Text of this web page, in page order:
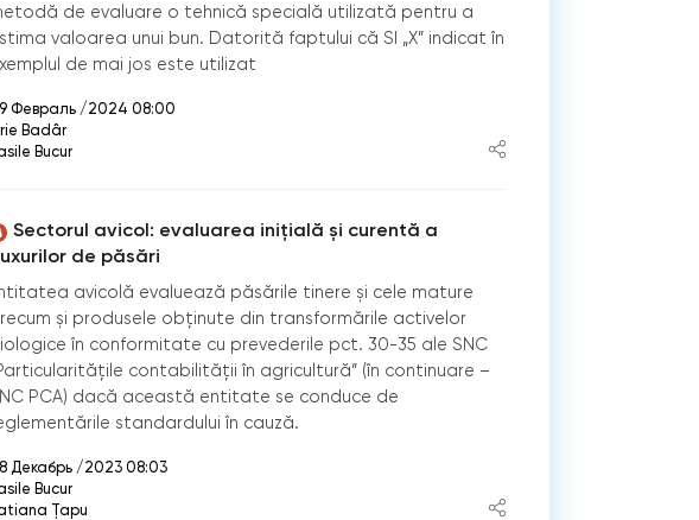
de evaluare o tehnică specială utilizată pentru a
valoarea unui bun. Datorită faptului că SI „X” indicat în
de mai jos este utilizat
Февраль /2024 08:00
Badâr
Bucur
Sectorul avicol: evaluarea inițială și curentă a
de păsări
avicolă evaluează păsările tinere și cele mature
și produsele obținute din transformările activelor
în conformitate cu prevederile pct. 30-35 ale SNC
contabilității în agricultură” (în continuare –
PCA) dacă această entitate se conduce de
standardului în cauză.
Декабрь /2023 08:03
Bucur
Țapu